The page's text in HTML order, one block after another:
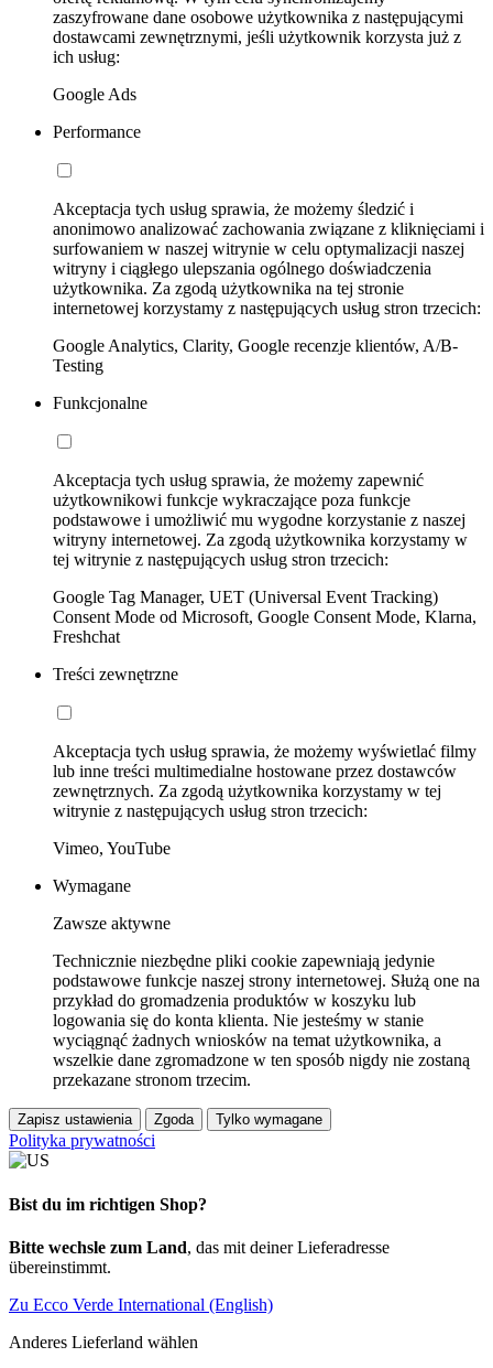
zaszyfrowane dane osobowe użytkownika z następującymi
dostawcami zewnętrznymi, jeśli użytkownik korzysta już z
ich usług:
Google Ads
Performance
Akceptacja tych usług sprawia, że możemy śledzić i
anonimowo analizować zachowania związane z kliknięciami i
surfowaniem w naszej witrynie w celu optymalizacji naszej
witryny i ciągłego ulepszania ogólnego doświadczenia
użytkownika. Za zgodą użytkownika na tej stronie
internetowej korzystamy z następujących usług stron trzecich:
Google Analytics, Clarity, Google recenzje klientów, A/B-
Testing
Funkcjonalne
Akceptacja tych usług sprawia, że możemy zapewnić
użytkownikowi funkcje wykraczające poza funkcje
podstawowe i umożliwić mu wygodne korzystanie z naszej
witryny internetowej. Za zgodą użytkownika korzystamy w
tej witrynie z następujących usług stron trzecich:
Google Tag Manager, UET (Universal Event Tracking)
Consent Mode od Microsoft, Google Consent Mode, Klarna,
Freshchat
Treści zewnętrzne
Akceptacja tych usług sprawia, że możemy wyświetlać filmy
lub inne treści multimedialne hostowane przez dostawców
zewnętrznych. Za zgodą użytkownika korzystamy w tej
witrynie z następujących usług stron trzecich:
Vimeo, YouTube
Wymagane
Zawsze aktywne
Technicznie niezbędne pliki cookie zapewniają jedynie
podstawowe funkcje naszej strony internetowej. Służą one na
przykład do gromadzenia produktów w koszyku lub
logowania się do konta klienta. Nie jesteśmy w stanie
wyciągnąć żadnych wniosków na temat użytkownika, a
wszelkie dane zgromadzone w ten sposób nigdy nie zostaną
przekazane stronom trzecim.
Zapisz ustawienia Zgoda Tylko wymagane
Polityka prywatności
Bist du im richtigen Shop?
Bitte wechsle zum Land, das mit deiner Lieferadresse
übereinstimmt.
Zu Ecco Verde International (English)
Anderes Lieferland wählen